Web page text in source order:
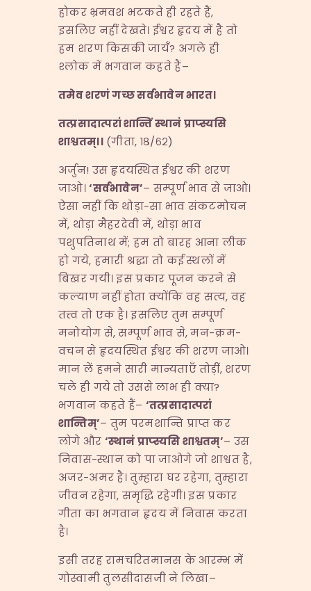
होकर भ्रमवश भटकते ही रहते हैं,
इसलिए नहीं देखते। ईश्वर हृदय में है तो
हम शरण किसकी जायँ? अगले ही
श्लोक में भगवान कहते हैं–
तमेव शरणं गच्छ सर्वभावेन भारत।
तत्प्रसादात्परां शान्तिं स्थानं प्राप्स्यसि
शाश्वतम्।।(गीता, १८/६२)
अर्जुन! उस हृदयस्थित ईश्वर की शरण
जाओ।‘सर्वभावेन’– सम्पूर्ण भाव से जाओ।
ऐसा नहीं कि थोड़ा-सा भाव संकटमोचन
में, थोड़ा मैहरदेवी में, थोड़ा भाव
पशुपतिनाथ में; हम तो बारह आना लीक
हो गये, हमारी श्रद्धा तो कई स्थलों में
बिखर गयी। इस प्रकार पूजन करने से
कल्याण नहीं होता क्योंकि वह सत्य, वह
तत्त्व तो एक है। इसलिए तुम सम्पूर्ण
मनोयोग से, सम्पूर्ण भाव से, मन-क्रम-
वचन से हृदयस्थित ईश्वर की शरण जाओ।
मान लें हमने सारी मान्यताएँ तोड़ीं, शरण
चले ही गये तो उससे लाभ ही क्या?
भगवान कहते हैं– ‘तत्प्रसादात्परां
शान्तिम्’– तुम परमशान्ति प्राप्त कर
लोगे और ‘स्थानं प्राप्स्यसि शाश्वतम्’– उस
निवास-स्थान को पा जाओगे जो शाश्वत है,
अजर-अमर है। तुम्हारा घर रहेगा, तुम्हारा
जीवन रहेगा, समृद्धि रहेगी। इस प्रकार
गीता का भगवान हृदय में निवास करता
है।
इसी तरह रामचरितमानस के आरम्भ में
गोस्वामी तुलसीदासजी ने लिखा–